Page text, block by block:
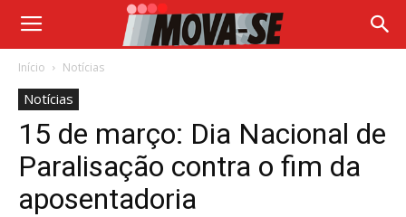
Início Notícias
Notícias
15 de março: Dia Nacional de
Paralisação contra o fim da
aposentadoria